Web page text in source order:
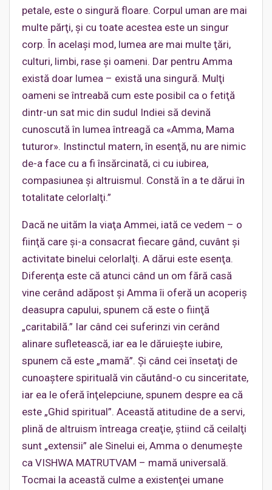
petale, este o singură floare. Corpul uman are mai
multe părţi, şi cu toate acestea este un singur
corp. În acelaşi mod, lumea are mai multe ţări,
culturi, limbi, rase şi oameni. Dar pentru Amma
există doar lumea – există una singură. Mulţi
oameni se întreabă cum este posibil ca o fetiţă
dintr-un sat mic din sudul Indiei să devină
cunoscută în lumea întreagă ca «Amma, Mama
tuturor». Instinctul matern, în esenţă, nu are nimic
de-a face cu a fi însărcinată, ci cu iubirea,
compasiunea şi altruismul. Constă în a te dărui în
totalitate celorlalţi.”
Dacă ne uităm la viaţa Ammei, iată ce vedem – o
fiinţă care şi-a consacrat fiecare gând, cuvânt şi
activitate binelui celorlalţi. A dărui este esenţa.
Diferenţa este că atunci când un om fără casă
vine cerând adăpost şi Amma îi oferă un acoperiş
deasupra capului, spunem că este o fiinţă
„caritabilă.” Iar când cei suferinzi vin cerând
alinare sufletească, iar ea le dăruieşte iubire,
spunem că este „mamă”. Şi când cei însetaţi de
cunoaştere spirituală vin căutând-o cu sinceritate,
iar ea le oferă înţelepciune, spunem despre ea că
este „Ghid spiritual”. Această atitudine de a servi,
plină de altruism întreaga creaţie, ştiind că ceilalţi
sunt „extensii” ale Sinelui ei, Amma o denumeşte
ca VISHWA MATRUTVAM – mamă universală.
Tocmai la această culme a existenţei umane